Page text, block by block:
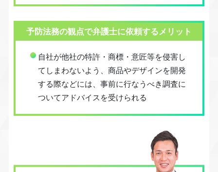
予防法務の観点で弁護士に依頼するメリット
自社が他社の特許・商標・意匠等を侵害し
てしまわないよう、商品やデザインを開発
する際などには、事前に行なうべき調査に
ついてアドバイスを受けられる